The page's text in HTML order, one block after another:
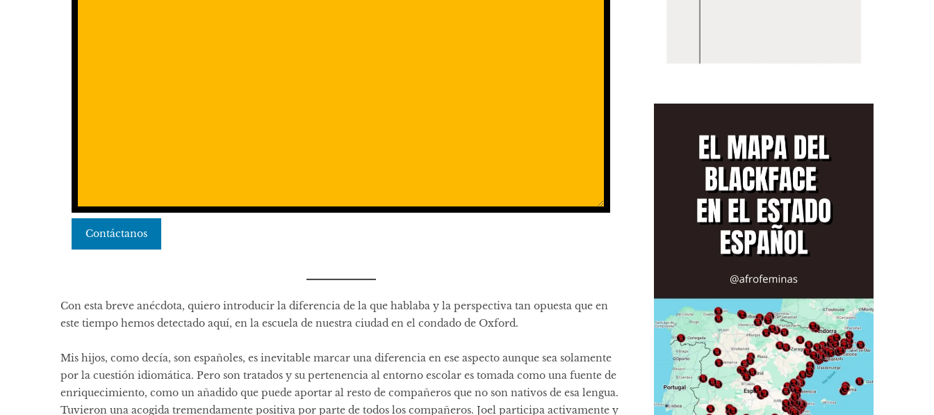
Contáctanos
Con esta breve anécdota, quiero introducir la diferencia de la que hablaba y la perspectiva tan opuesta que en
este tiempo hemos detectado aquí, en la escuela de nuestra ciudad en el condado de Oxford.
Mis hijos, como decía, son españoles, es inevitable marcar una diferencia en ese aspecto aunque sea solamente
por la cuestión idiomática. Pero son tratados y su pertenencia al entorno escolar es tomada como una fuente de
enriquecimiento, como un añadido que puede aportar al resto de compañeros que no son nativos de esa lengua.
Tuvieron una acogida tremendamente positiva por parte de todos los compañeros. Joel participa activamente y